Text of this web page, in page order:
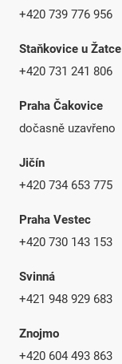
+420 739 776 956
Staňkovice u Žatce
+420 731 241 806
Praha Čakovice
dočasně uzavřeno
Jičín
+420 734 653 775
Praha Vestec
+420 730 143 153
Svinná
+421 948 929 683
Znojmo
+420 604 493 863